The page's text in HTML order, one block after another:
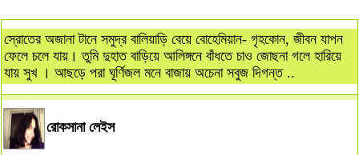
স্রোতের অজানা টানে সমুদ্র বালিয়াড়ি বেয়ে বোহেমিয়ান- গৃহকোন, জীবন যাপন
ফেলে চলে যায়। তুমি দুহাত বাড়িয়ে আলিঙ্গনে বাঁধতে চাও জোছনা গলে হারিয়ে
যায় সুখ । আছড়ে পরা ঘূর্ণিজল মনে বাজায় অচেনা সবুজ দিগন্ত ..
রোকসানা লেইস